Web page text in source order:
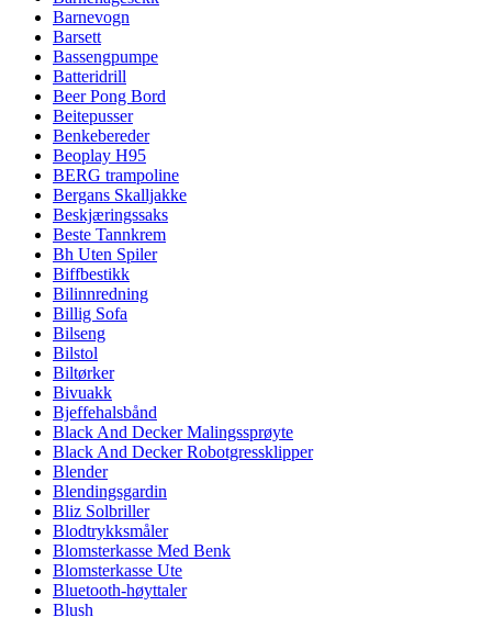
Barnevogn
Barsett
Bassengpumpe
Batteridrill
Beer Pong Bord
Beitepusser
Benkebereder
Beoplay H95
BERG trampoline
Bergans Skalljakke
Beskjæringssaks
Beste Tannkrem
Bh Uten Spiler
Biffbestikk
Bilinnredning
Billig Sofa
Bilseng
Bilstol
Biltørker
Bivuakk
Bjeffehalsbånd
Black And Decker Malingssprøyte
Black And Decker Robotgressklipper
Blender
Blendingsgardin
Bliz Solbriller
Blodtrykksmåler
Blomsterkasse Med Benk
Blomsterkasse Ute
Bluetooth-høyttaler
Blush